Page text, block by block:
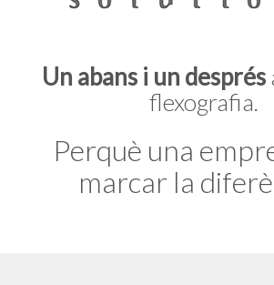
Un abans i un després
flexografia.
Perquè una
marcar la